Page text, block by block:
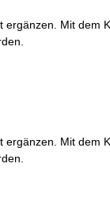
ergänzen. Mit
ergänzen. Mit